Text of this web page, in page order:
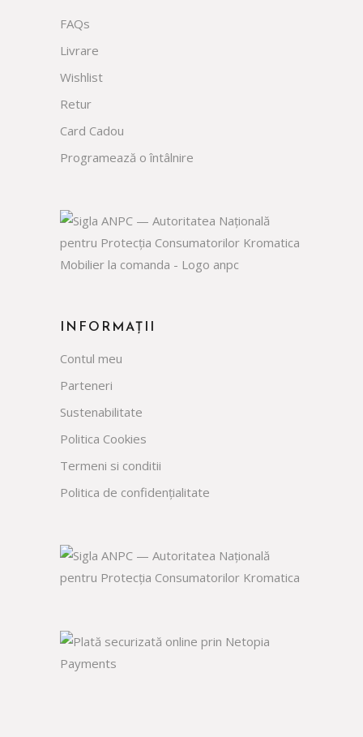
FAQs
Livrare
Wishlist
Retur
Card Cadou
Programează o întâlnire
INFORMAȚII
Contul meu
Parteneri
Sustenabilitate
Politica Cookies
Termeni si conditii
Politica de confidențialitate